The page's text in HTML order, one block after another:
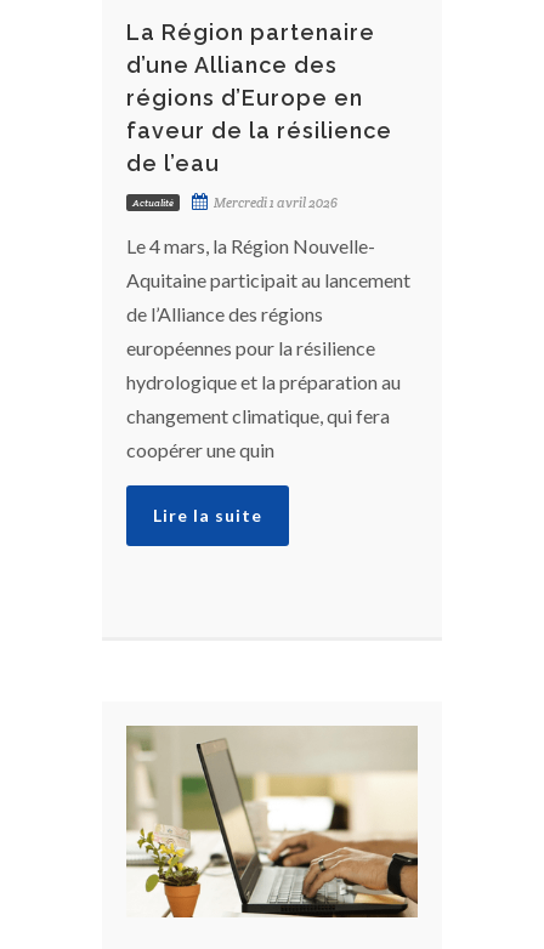
La Région partenaire
d’une Alliance des
régions d’Europe en
faveur de la résilience
de l’eau
Actualité Mercredi 1 avril 2026
Le 4 mars, la Région Nouvelle-
Aquitaine participait au lancement
de l’Alliance des régions
européennes pour la résilience
hydrologique et la préparation au
changement climatique, qui fera
coopérer une quin
Lire la suite